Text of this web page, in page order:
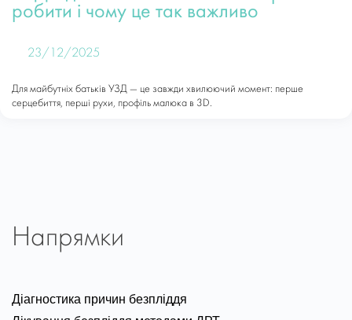
робити і чому це так важливо
23/12/2025
Для майбутніх батьків УЗД — це завжди хвилюючий момент: перше
серцебиття, перші рухи, профіль малюка в 3D.
Напрямки
Діагностика причин безпліддя